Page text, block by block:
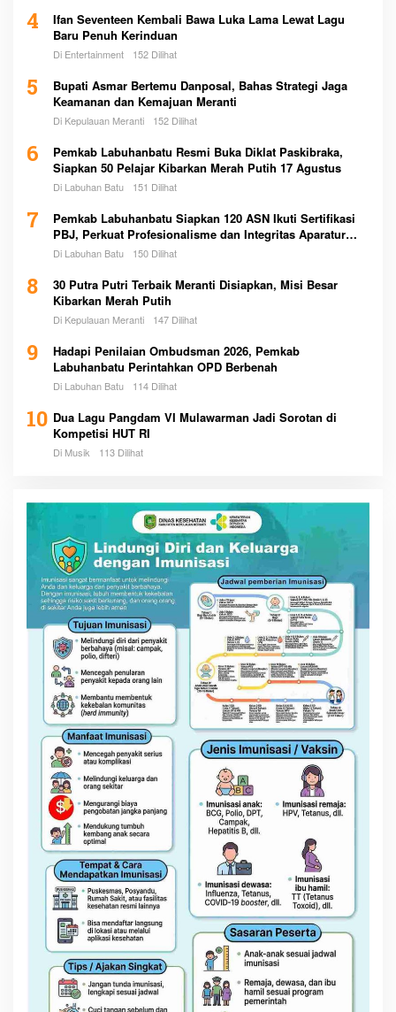
4
Ifan Seventeen Kembali Bawa Luka Lama Lewat Lagu
Baru Penuh Kerinduan
Di Entertainment 152 Dilihat
5
Bupati Asmar Bertemu Danposal, Bahas Strategi Jaga
Keamanan dan Kemajuan Meranti
Di Kepulauan Meranti 152 Dilihat
6
Pemkab Labuhanbatu Resmi Buka Diklat Paskibraka,
Siapkan 50 Pelajar Kibarkan Merah Putih 17 Agustus
Di Labuhan Batu 151 Dilihat
7
Pemkab Labuhanbatu Siapkan 120 ASN Ikuti Sertifikasi
PBJ, Perkuat Profesionalisme dan Integritas Aparatur
Pemerintah
Di Labuhan Batu 150 Dilihat
8
30 Putra Putri Terbaik Meranti Disiapkan, Misi Besar
Kibarkan Merah Putih
Di Kepulauan Meranti 147 Dilihat
9
Hadapi Penilaian Ombudsman 2026, Pemkab
Labuhanbatu Perintahkan OPD Berbenah
Di Labuhan Batu 114 Dilihat
10 Dua Lagu Pangdam VI Mulawarman Jadi Sorotan di
Kompetisi HUT RI
Di Musik 113 Dilihat